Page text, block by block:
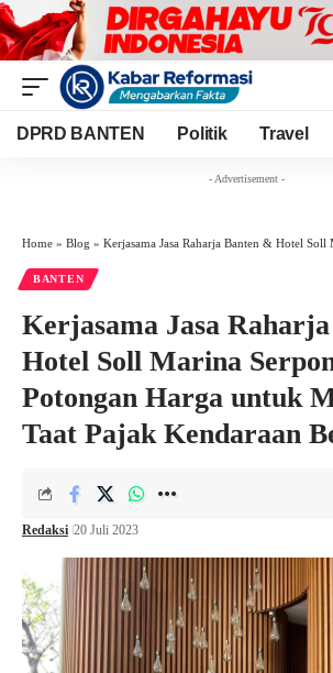
DPRD BANTEN Politik Travel
- Advertisement -
Home » Blog » Kerjasama Jasa Raharja Banten & Hotel Soll Marina Serpong, Berikan Potongan Harga
BANTEN
Kerjasama Jasa
Hotel Soll Marina
Potongan Harga untuk
Taat Pajak Kendaraan
Redaksi 20 Juli 2023